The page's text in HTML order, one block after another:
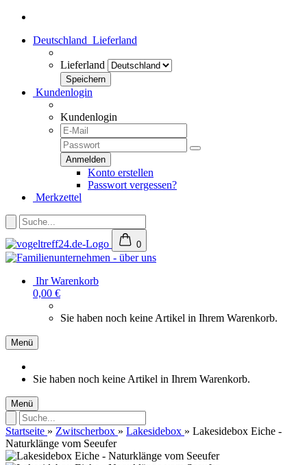
Deutschland Lieferland
Lieferland
Kundenlogin
Kundenlogin
Konto erstellen
Passwort vergessen?
Merkzettel
0
Ihr Warenkorb
0,00 €
Sie haben noch keine Artikel in Ihrem Warenkorb.
Menü
Sie haben noch keine Artikel in Ihrem Warenkorb.
Menü
Startseite » Zwitscherbox » Lakesidebox » Lakesidebox Eiche -
Naturklänge vom Seeufer